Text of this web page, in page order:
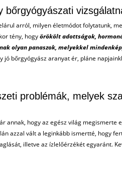
bőrgyógyászati
arról, milyen életmódot folytatunk,
tény, hogyörökölt adottságok,
olyan panaszok, melyekkel
jó bőrgyógyász aranyat ér, pláne
problémák, melyek
annak, hogy az egész világ megismerte
azzal vált a leginkább ismertté, hogy
illetve az ízlelőérzékét egyaránt.